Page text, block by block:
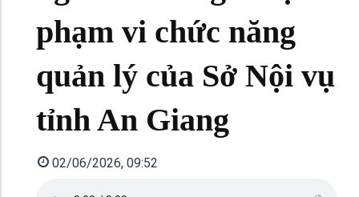
phạm vi chức năng
quản lý của Sở Nội vụ
tỉnh An Giang
02/06/2026, 09:52